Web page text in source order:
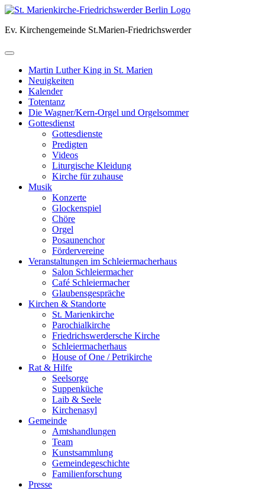
Skip
content
Ev. Kirchengemeinde St.Marien-Friedrichswerder
Martin Luther King in St. Marien
Neuigkeiten
Kalender
Totentanz
Die Wagner/Kern-Orgel und Orgelsommer
Gottesdienst
Gottesdienste
Predigten
Videos
Liturgische Kleidung
Kirche für zuhause
Musik
Konzerte
Glockenspiel
Chöre
Orgel
Posaunenchor
Fördervereine
Veranstaltungen im Schleiermacherhaus
Salon Schleiermacher
Café Schleiermacher
Glaubensgespräche
Kirchen & Standorte
St. Marienkirche
Parochialkirche
Friedrichswerdersche Kirche
Schleiermacherhaus
House of One / Petrikirche
Rat & Hilfe
Seelsorge
Suppenküche
Laib & Seele
Kirchenasyl
Gemeinde
Amtshandlungen
Team
Kunstsammlung
Gemeindegeschichte
Familienforschung
Presse